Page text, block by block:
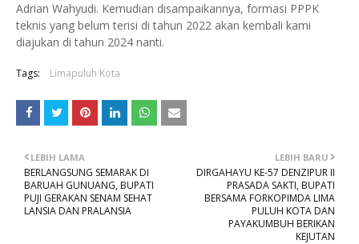
Adrian Wahyudi. Kemudian disampaikannya, formasi PPPK
teknis yang belum terisi di tahun 2022 akan kembali kami
diajukan di tahun 2024 nanti.
Tags: Limapuluh Kota
LEBIH BARU
DIRGAHAYU KE-57 DENZIPUR II
PRASADA SAKTI, BUPATI
BERSAMA FORKOPIMDA LIMA
PULUH KOTA DAN
PAYAKUMBUH BERIKAN
KEJUTAN
LEBIH LAMA
BERLANGSUNG SEMARAK DI
BARUAH GUNUANG, BUPATI
PUJI GERAKAN SENAM SEHAT
LANSIA DAN PRALANSIA